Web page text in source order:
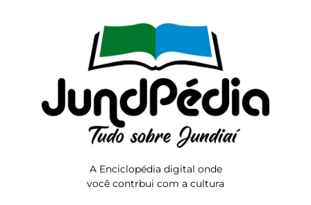
A Enciclopédia digital onde
você contrbui com a cultura